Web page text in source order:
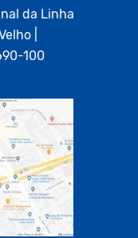
da Linha
|
100